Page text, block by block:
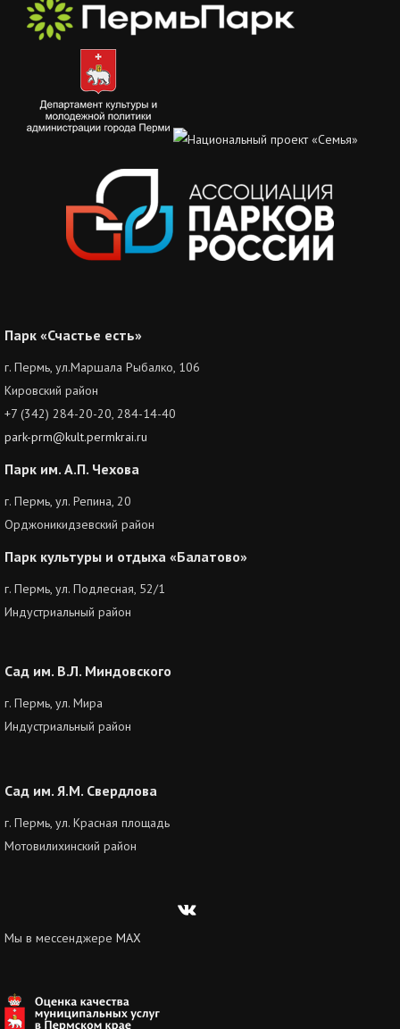
Парк «Счастье есть»
г. Пермь, ул.Маршала Рыбалко, 106
Кировский район
+7 (342) 284-20-20, 284-14-40
park-prm@kult.permkrai.ru
Парк им. А.П. Чехова
г. Пермь, ул. Репина, 20
Орджоникидзевский район
Парк культуры и отдыха «Балатово»
г. Пермь, ул. Подлесная, 52/1
Индустриальный район
Сад им. В.Л. Миндовского
г. Пермь, ул. Мира
Индустриальный район
Сад им. Я.М. Свердлова
г. Пермь, ул. Красная площадь
Мотовилихинский район
Вконтакте
Мы в мессенджере MAX